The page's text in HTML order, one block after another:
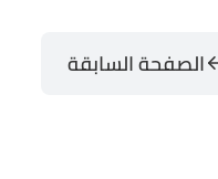
الصفحة السابقة